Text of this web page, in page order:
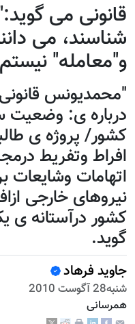
قانونی می
شناسند، می
و"معامله"
"محمدیونس
درباره ی: وضعیت
کشور/ پروژه ی
افراط وتفریط
اتهامات
نیروهای خارجی
کشور درآستانه
گوید.
جاويد فرهاد
شنبه28 آگوست 2010
همرسانی